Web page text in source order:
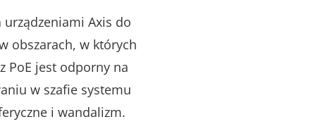
urządzeniami Axis do
obszarach, w których
PoE jest odporny na
w szafie systemu
i wandalizm.